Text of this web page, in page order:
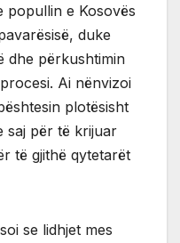
popullin e Kosovës
duke
dhe përkushtimin
Ai nënvizoi
plotësisht
saj për të krijuar
të gjithë qytetarët
se lidhjet mes